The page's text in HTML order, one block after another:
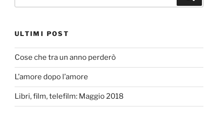
ULTIMI POST
Cose che tra un anno perderò
L’amore dopo l’amore
Libri, film, telefilm: Maggio 2018